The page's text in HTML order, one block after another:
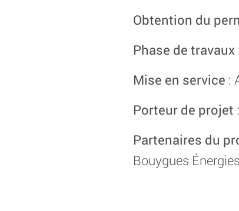
Obtention du
Phase de travaux
Mise en service :
Porteur de projet
Partenaires du
Bouygues Énergies